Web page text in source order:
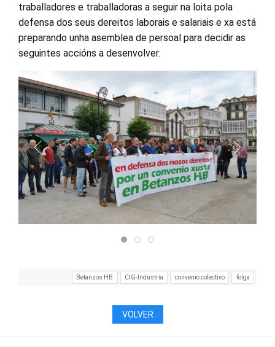
traballadores e traballadoras a seguir na loita pola
defensa dos seus dereitos laborais e salariais e xa está
preparando unha asemblea de persoal para decidir as
seguintes accións a desenvolver.
Betanzos HB CIG-Industria convenio colectivo folga
VOLVER